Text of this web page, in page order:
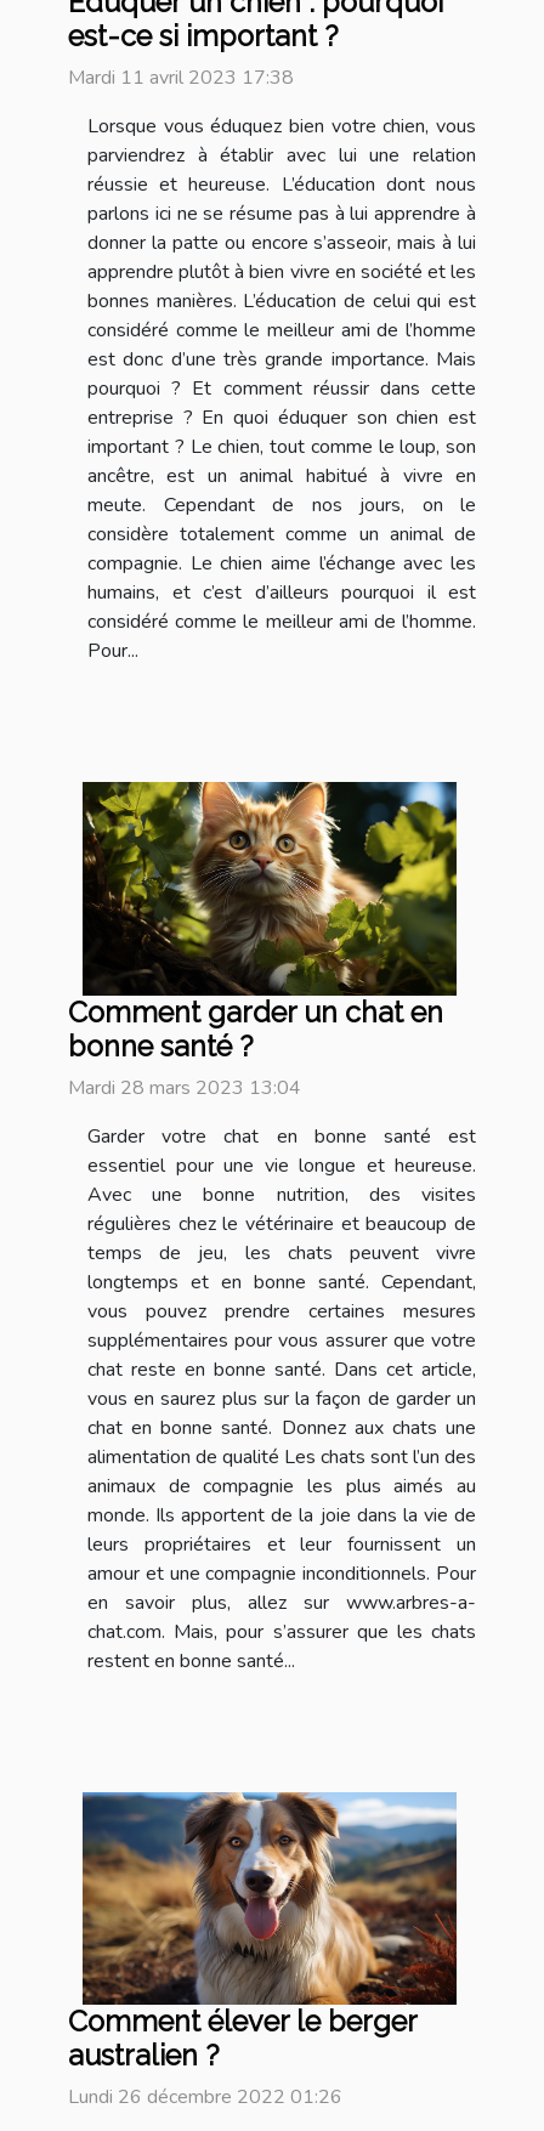
est-ce si important ?
Mardi 11 avril 2023 17:38
Lorsque vous éduquez bien votre chien, vous
parviendrez à établir avec lui une relation
réussie et heureuse. L’éducation dont nous
parlons ici ne se résume pas à lui apprendre à
donner la patte ou encore s’asseoir, mais à lui
apprendre plutôt à bien vivre en société et les
bonnes manières. L’éducation de celui qui est
considéré comme le meilleur ami de l’homme
est donc d’une très grande importance. Mais
pourquoi ? Et comment réussir dans cette
entreprise ? En quoi éduquer son chien est
important ? Le chien, tout comme le loup, son
ancêtre, est un animal habitué à vivre en
meute. Cependant de nos jours, on le
considère totalement comme un animal de
compagnie. Le chien aime l’échange avec les
humains, et c’est d’ailleurs pourquoi il est
considéré comme le meilleur ami de l’homme.
Pour...
Comment garder un chat en
bonne santé ?
Mardi 28 mars 2023 13:04
Garder votre chat en bonne santé est
essentiel pour une vie longue et heureuse.
Avec une bonne nutrition, des visites
régulières chez le vétérinaire et beaucoup de
temps de jeu, les chats peuvent vivre
longtemps et en bonne santé. Cependant,
vous pouvez prendre certaines mesures
supplémentaires pour vous assurer que votre
chat reste en bonne santé. Dans cet article,
vous en saurez plus sur la façon de garder un
chat en bonne santé. Donnez aux chats une
alimentation de qualité Les chats sont l’un des
animaux de compagnie les plus aimés au
monde. Ils apportent de la joie dans la vie de
leurs propriétaires et leur fournissent un
amour et une compagnie inconditionnels. Pour
en savoir plus, allez sur www.arbres-a-
chat.com. Mais, pour s’assurer que les chats
restent en bonne santé...
Comment élever le berger
australien ?
Lundi 26 décembre 2022 01:26